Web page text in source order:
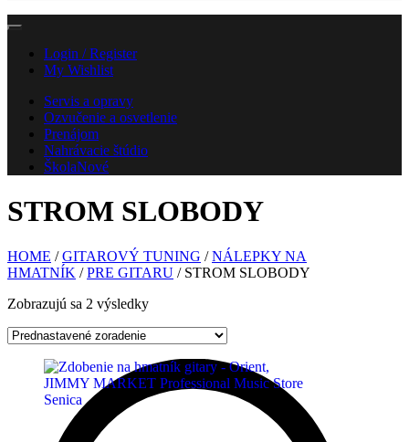
Login / Register
My Wishlist
Servis a opravy
Ozvučenie a osvetlenie
Prenájom
Nahrávacie štúdio
ŠkolaNové
STROM SLOBODY
HOME /GITAROVÝ TUNING /NÁLEPKY NA
HMATNÍK /PRE GITARU / STROM SLOBODY
Zobrazujú sa 2 výsledky